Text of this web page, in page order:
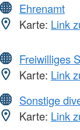
Ehrenamt
Karte: Link
Freiwilliges
Karte: Link
Sonstige
Karte: Link